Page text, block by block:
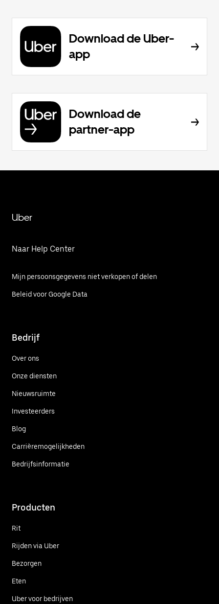
Download de Uber-
app
Download de
partner-app
Uber
Naar Help Center
Mijn persoonsgegevens niet verkopen of delen
Beleid voor Google Data
Bedrijf
Over ons
Onze diensten
Nieuwsruimte
Investeerders
Blog
Carrièremogelijkheden
Bedrijfsinformatie
Producten
Rit
Rijden via Uber
Bezorgen
Eten
Uber voor bedrijven